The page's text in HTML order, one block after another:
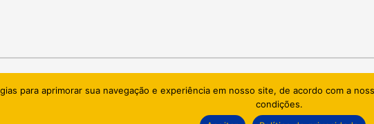
AI.BRAZIL TECHNOLOGIES & DATACENTER
para aprimorar sua navegação e experiência em nosso site, de acordo com a
condições.